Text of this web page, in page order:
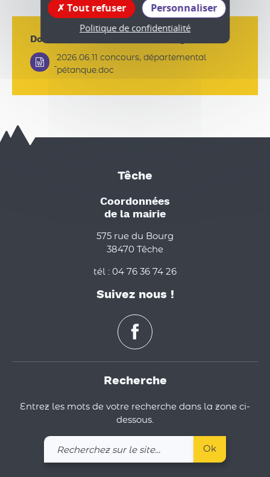
Documents associés à télécharger
2026.06.11 concours, départemental
pétanque.doc
Têche
Coordonnées
de la mairie
575 rue du Bourg
38470 Têche
tél : 04 76 36 74 26
Suivez nous !
Recherche
Entrez les mots de votre recherche dans la zone ci-
dessous.
Recherchez
sur
Ok
Tout refuser
Personnaliser
Politique de confidentialité